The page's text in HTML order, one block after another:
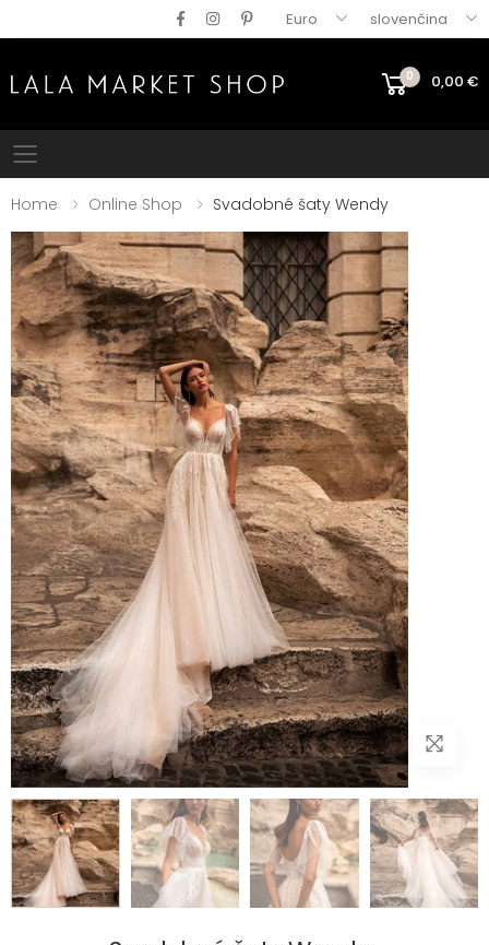
Euro slovenčina
0 0,00 €
Mobile menu
Home Online Shop Svadobné šaty Wendy